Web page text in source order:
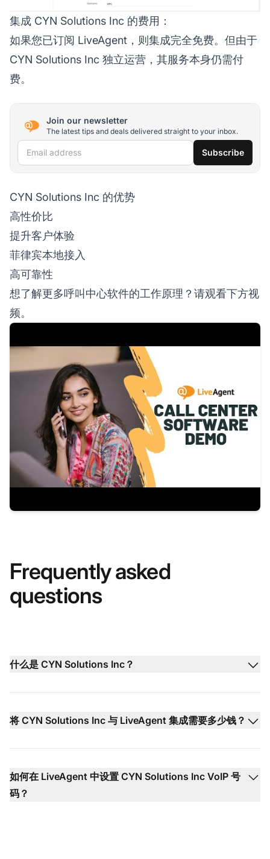
集成 CYN Solutions Inc 的费用：
如果您已订阅 LiveAgent，则集成完全免费。但由于
CYN Solutions Inc 独立运营，其服务本身仍需付
费。
Join our newsletter
The latest tips and deals delivered straight to your inbox.
Email address Subscribe
CYN Solutions Inc 的优势
高性价比
提升客户体验
菲律宾本地接入
高可靠性
想了解更多呼叫中心软件的工作原理？请观看下方视
频。
Frequently asked
questions
什么是 CYN Solutions Inc？
将 CYN Solutions Inc 与 LiveAgent 集成需要多少钱？
如何在 LiveAgent 中设置 CYN Solutions Inc VoIP 号
码？